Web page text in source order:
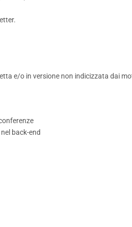
e/o in versione non indicizzata dai
back-end